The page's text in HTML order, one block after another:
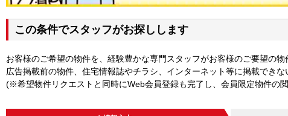
この条件でスタッフがお探しします
お客様のご希望の物件を、経験豊かな専門スタッフがお客様のご要望の物
広告掲載前の物件、住宅情報誌やチラシ、インターネット等に掲載できな
(※希望物件リクエストと同時にWeb会員登録も完了し、会員限定物件の